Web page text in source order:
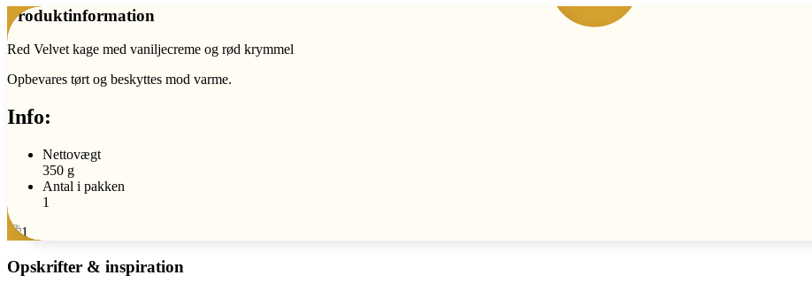
Produktinformation
Red Velvet kage med vaniljecreme og rød krymmel
Opbevares tørt og beskyttes mod varme.
Info:
Nettovægt
350 g
Antal i pakken
1
Opskrifter & inspiration